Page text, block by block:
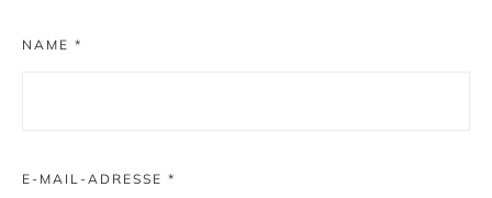
NAME *
E-MAIL-ADRESSE *